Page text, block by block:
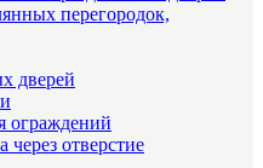
перегородок,
дверей
ограждений
через отверстие